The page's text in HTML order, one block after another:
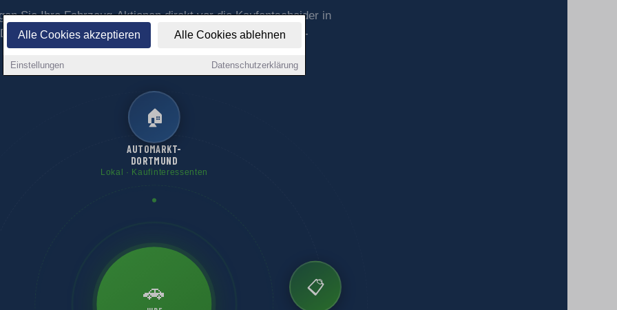
Alle Cookies akzeptieren Alle Cookies ablehnen
Einstellungen Datenschutzerklärung
Sie Ihre Fahrzeug-Aktionen direkt vor die Kaufentscheider in
Dortmund – mit maximaler lokaler Sichtbarkeit über das 1A-
Portalnetzwerk.
🚗
🏠
AUTOMARKT-
DORTMUND
Lokal · Kaufinteressenten
📋